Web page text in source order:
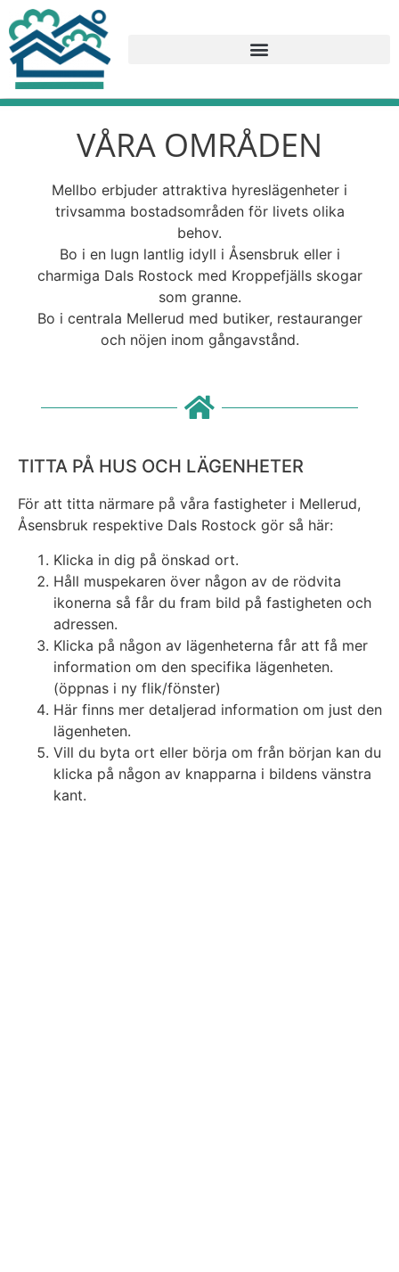
VÅRA OMRÅDEN
Mellbo erbjuder attraktiva hyreslägenheter i
trivsamma bostadsområden för livets olika
behov.
Bo i en lugn lantlig idyll i Åsensbruk eller i
charmiga Dals Rostock med Kroppefjälls skogar
som granne.
Bo i centrala Mellerud med butiker, restauranger
och nöjen inom gångavstånd.
TITTA PÅ HUS OCH LÄGENHETER
För att titta närmare på våra fastigheter i Mellerud,
Åsensbruk respektive Dals Rostock gör så här:
Klicka in dig på önskad ort.
Håll muspekaren över någon av de rödvita
ikonerna så får du fram bild på fastigheten och
adressen.
Klicka på någon av lägenheterna får att få mer
information om den specifika lägenheten.
(öppnas i ny flik/fönster)
Här finns mer detaljerad information om just den
lägenheten.
Vill du byta ort eller börja om från början kan du
klicka på någon av knapparna i bildens vänstra
kant.